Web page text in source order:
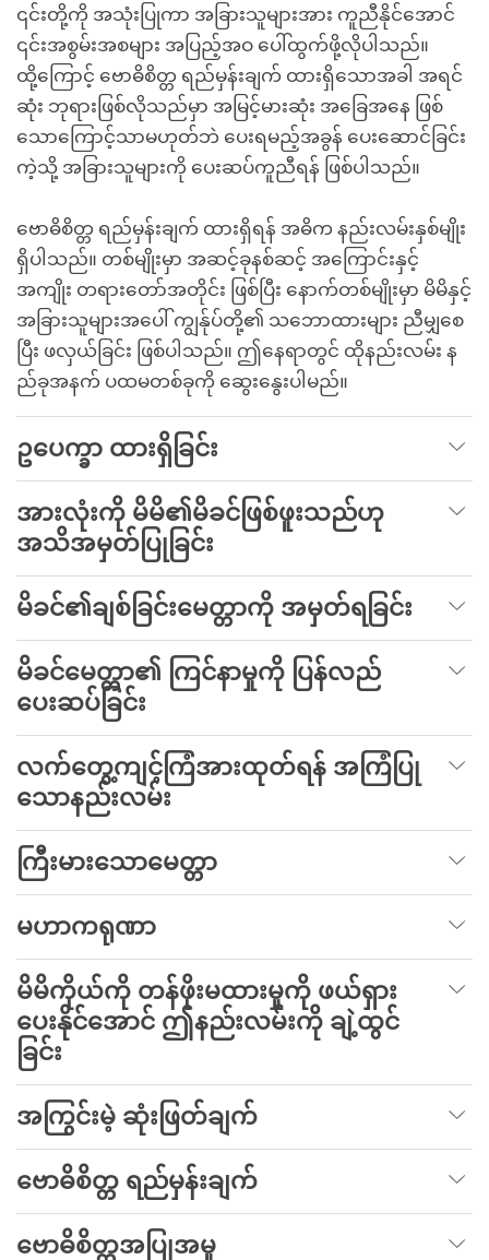
၎င်းတို့ကို အသုံးပြုကာ အခြားသူများအား ကူညီနိုင်အောင်
၎င်းအစွမ်းအစများ အပြည့်အဝ ပေါ်ထွက်ဖို့လိုပါသည်။
ထို့ကြောင့် ဗောဓိစိတ္တ ရည်မှန်းချက် ထားရှိသောအခါ အရင်
ဆုံး ဘုရားဖြစ်လိုသည်မှာ အမြင့်မားဆုံး အခြေအနေ ဖြစ်
သောကြောင့်သာမဟုတ်ဘဲ ပေးရမည့်အခွန် ပေးဆောင်ခြင်း
ကဲ့သို့ အခြားသူများကို ပေးဆပ်ကူညီရန် ဖြစ်ပါသည်။
ဗောဓိစိတ္တ ရည်မှန်းချက် ထားရှိရန် အဓိက နည်းလမ်းနှစ်မျိုး
ရှိပါသည်။ တစ်မျိုးမှာ အဆင့်ခုနစ်ဆင့် အကြောင်းနှင့်
အကျိုး တရားတော်အတိုင်း ဖြစ်ပြီး နောက်တစ်မျိုးမှာ မိမိနှင့်
အခြားသူများအပေါ် ကျွန်ုပ်တို့၏ သဘောထားများ ညီမျှစေ
ပြီး ဖလှယ်ခြင်း ဖြစ်ပါသည်။ ဤနေရာတွင် ထိုနည်းလမ်း န
ည်ခုအနက် ပထမတစ်ခုကို ဆွေးနွေးပါမည်။
ဥပေက္ခာ ထားရှိခြင်း
အားလုံးကို မိမိ၏မိခင်ဖြစ်ဖူးသည်ဟု
အသိအမှတ်ပြုခြင်း
မိခင်၏ချစ်ခြင်းမေတ္တာကို အမှတ်ရခြင်း
မိခင်မေတ္တာ၏ ကြင်နာမှုကို ပြန်လည်
ပေးဆပ်ခြင်း
လက်တွေ့ကျင့်ကြံအားထုတ်ရန် အကြံပြု
သောနည်းလမ်း
ကြီးမားသောမေတ္တာ
မဟာကရုဏာ
မိမိကိုယ်ကို တန်ဖိုးမထားမှုကို ဖယ်ရှား
ပေးနိုင်အောင် ဤနည်းလမ်းကို ချဲ့ထွင်
ခြင်း
အကြွင်းမဲ့ ဆုံးဖြတ်ချက်
ဗောဓိစိတ္တ ရည်မှန်းချက်
ဗောဓိစိတ္တအပြုအမူ